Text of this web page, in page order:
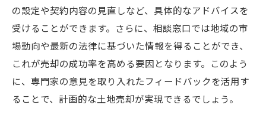
の設定や契約内容の見直しなど、具体的なアドバイスを
受けることができます。さらに、相談窓口では地域の市
場動向や最新の法律に基づいた情報を得ることができ、
これが売却の成功率を高める要因となります。このよう
に、専門家の意見を取り入れたフィードバックを活用す
ることで、計画的な土地売却が実現できるでしょう。